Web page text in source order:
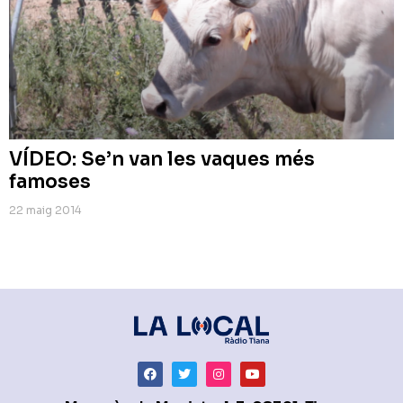
VÍDEO: Se’n van les vaques més
famoses
22 maig 2014